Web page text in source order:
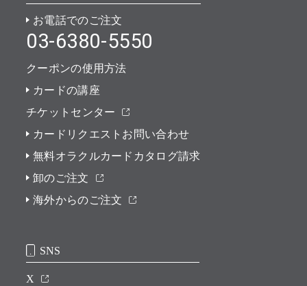
お電話でのご注文
03-6380-5550
クーポンの使用方法
カードの講座
チケットセンター
カードリクエストお問い合わせ
無料オラクルカードカタログ請求
卸のご注文
海外からのご注文
SNS
X